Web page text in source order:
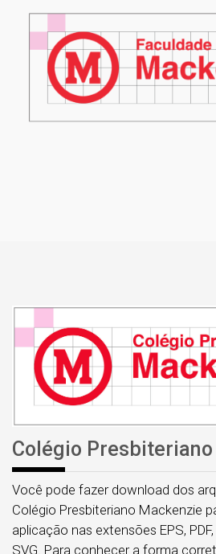
Colégio
Você pode fazer download dos
Colégio Presbiteriano Mackenzie
aplicação nas extensões EPS,
SVG. Para conhecer a forma